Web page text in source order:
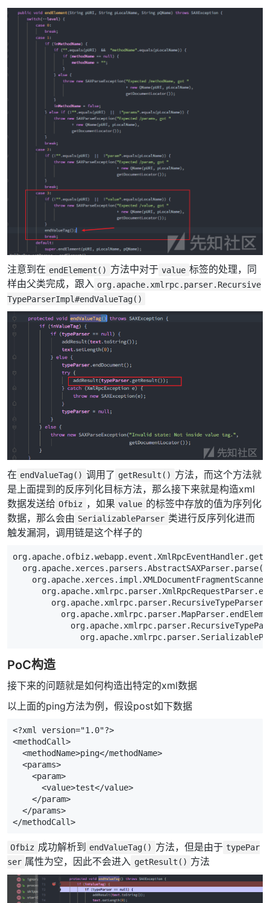
注意到在 endElement() 方法中对于 value 标签的处理，同
样由父类完成，跟入 org.apache.xmlrpc.parser.Recursive
TypeParserImpl#endValueTag()
在 endValueTag() 调用了 getResult() 方法，而这个方法就
是上面提到的反序列化目标方法，那么接下来就是构造xml
数据发送给 Ofbiz ，如果 value 的标签中存放的值为序列化
数据，那么会由 SerializableParser 类进行反序列化进而
触发漏洞，调用链是这个样子的
  org.apache.xerces.parsers.AbstractSAXParser.parse()
PoC构造
接下来的问题就是如何构造出特定的xml数据
以上面的ping方法为例，假设post如下数据
<?xml version="1.0"?>
<methodCall>
<methodName>ping</methodName>
<params>
<param>
<value>test</value>
</param>
</params>
</methodCall>
Ofbiz 成功解析到 endValueTag() 方法，但是由于 typePar
ser 属性为空，因此不会进入 getResult() 方法